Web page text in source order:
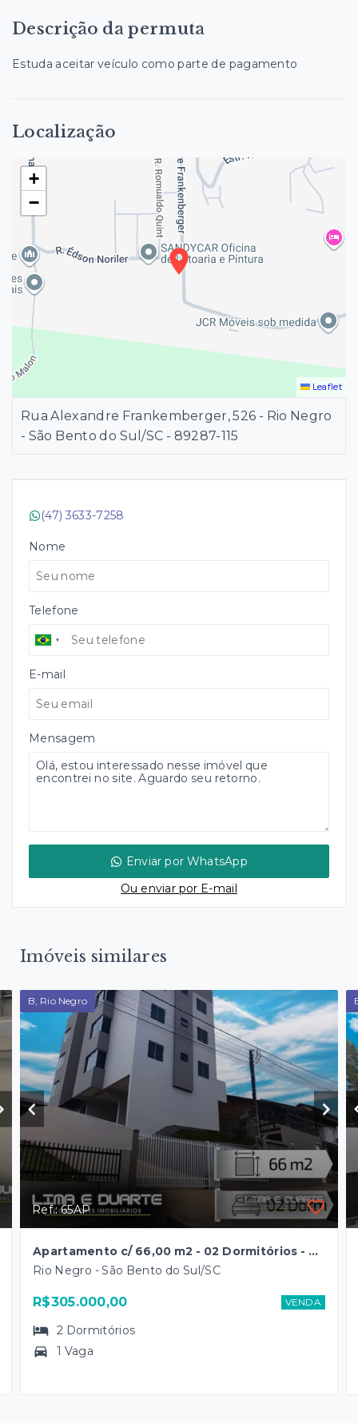
(47) 3633-7258
Nome
Telefone
E-mail
Mensagem
Enviar por WhatsApp
Ou enviar por E-mail
Descrição da permuta
Estuda aceitar veículo como parte de pagamento
Localização
+
−
Leaflet
Rua Alexandre Frankemberger, 526 - Rio Negro
- São Bento do Sul/SC - 89287-115
Imóveis similares
B, Rio Negro
Ref.: 65AP
Apartamento c/ 66,00 m2 - 02 Dormitórios - 01 garagem - B. Rio Negro
Rio Negro - São Bento do Sul/SC
R$305.000,00 VENDA
2 Dormitórios
1 Vaga